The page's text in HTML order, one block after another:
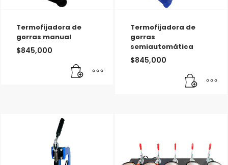
Termofijadora de
gorras manual
$845,000
Termofijadora de
gorras
semiautomática
$845,000